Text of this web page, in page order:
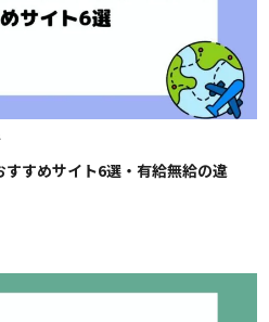
すめサイト6選・有給無給の違